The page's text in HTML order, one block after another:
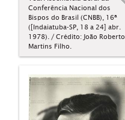
Conferência Nacional dos
Bispos do Brasil (CNBB), 16ª
([Indaiatuba-SP, 18 a 24] abr.
1978). / Crédito: João Roberto
Martins Filho.